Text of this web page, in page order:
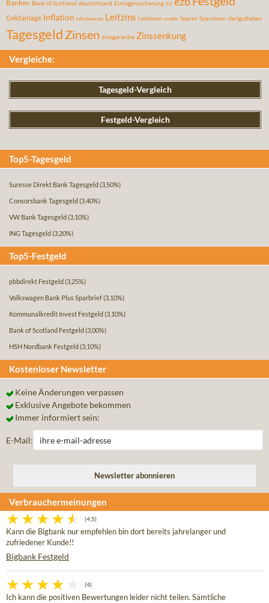
Banken Bank of Scotland deutschland Einlagensicherung EU
Geldanlage Inflation inflationsrate Leitzins Leitzinsen rendite Sparen Sparzinsen startguthaben
Tagesgeld Zinsen zinsgarantie Zinssenkung
Vergleiche:
Tagesgeld-Vergleich
Festgeld-Vergleich
Top5-Tagesgeld
Suresse Direkt Bank Tagesgeld (3,50%)
Consorsbank Tagesgeld (3,40%)
VW Bank Tagesgeld (3,10%)
ING Tagesgeld (3,20%)
Top5-Festgeld
pbbdirekt Festgeld (3,25%)
Volkswagen Bank Plus Sparbrief(3,10%)
Kommunalkredit Invest Festgeld (3,10%)
Bank of Scotland Festgeld (3,00%)
HSH Nordbank Festgeld (3,10%)
Kostenloser Newsletter
Keine Änderungen verpassen
Exklusive Angebote bekommen
Immer informiert sein:
E-Mail:
Verbrauchermeinungen
(4,5)
Kann die Bigbank nur empfehlen bin dort bereits jahrelanger und
zufriedener Kunde!!
Bigbank Festgeld
(4)
Ich kann die positiven Bewertungen leider nicht teilen. Sämtliche